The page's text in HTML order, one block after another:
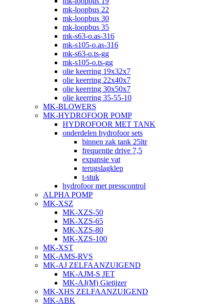
mk-loopbus 22
mk-loopbus 30
mk-loopbus 35
mk-s63-o.as-316
mk-s105-o.as-316
mk-s63-o.ts-gg
mk-s105-o.ts-gg
olie keerring 19x32x7
olie keerring 22x40x7
olie keerring 30x50x7
olie keerring 35-55-10
MK-BLOWERS
MK-HYDROFOOR POMP
HYDROFOOR MET TANK
onderdelen hydrofoor sets
binnen zak tank 25ltr
frequentie drive 7,5
expansie vat
terugslagklep
t-stuk
hydrofoor met presscontrol
ALPHA POMP
MK-XSZ
MK-XZS-50
MK-XZS-65
MK-XZS-80
MK-XZS-100
MK-XST
MK-AMS-RVS
MK-AJ ZELFAANZUIGEND
MK-AJM-S JET
MK-AJ(M) Gietijzer
MK-XHS ZELFAANZUIGEND
MK-ABK